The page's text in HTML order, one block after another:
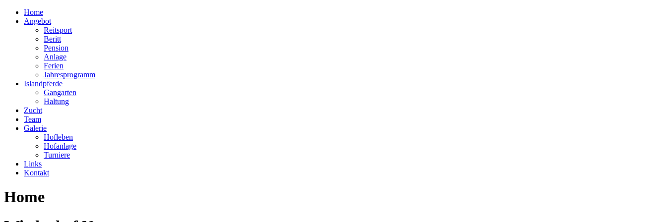
Home
Angebot
Reitsport
Beritt
Pension
Anlage
Ferien
Jahresprogramm
Islandpferde
Gangarten
Haltung
Zucht
Team
Galerie
Hofleben
Hofanlage
Turniere
Links
Kontakt
Home